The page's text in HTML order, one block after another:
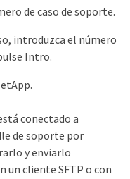
de caso de soporte.
introduzca el número
Intro.
conectado a
de soporte por
y enviarlo
un cliente SFTP o con